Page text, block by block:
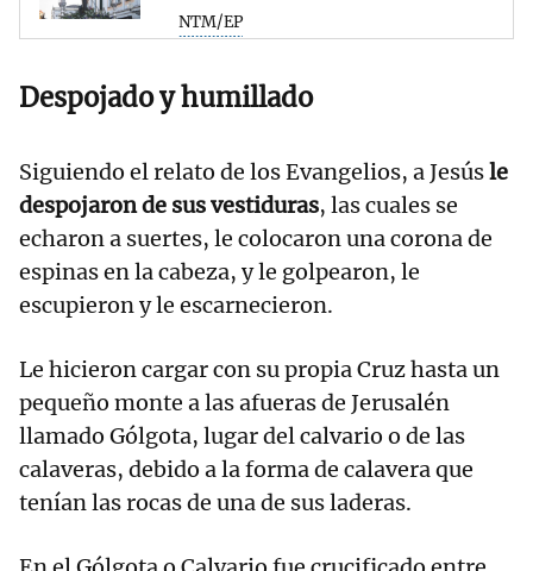
NTM/EP
Despojado y humillado
Siguiendo el relato de los Evangelios, a Jesúsle
despojaron de sus vestiduras, las cuales se
echaron a suertes, le colocaron una corona de
espinas en la cabeza, y le golpearon, le
escupieron y le escarnecieron.
Le hicieron cargar con su propia Cruz hasta un
pequeño monte a las afueras de Jerusalén
llamado Gólgota, lugar del calvario o de las
calaveras, debido a la forma de calavera que
tenían las rocas de una de sus laderas.